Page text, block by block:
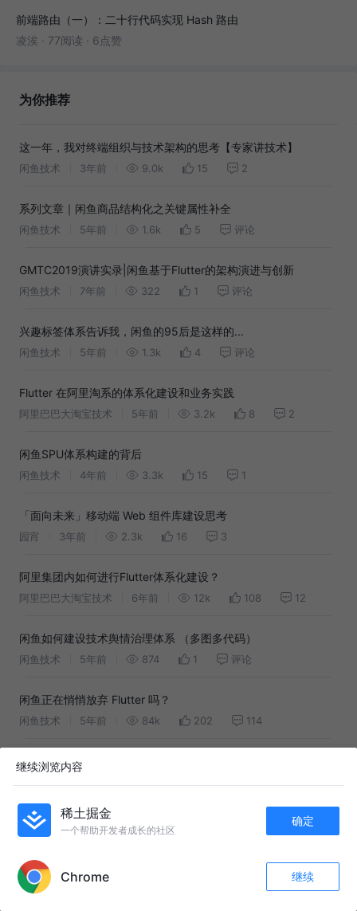
12
前端路由（一）：二十行代码实现 Hash 路由
凌涘 · 77阅读 · 6点赞
为你推荐
这一年，我对终端组织与技术架构的思考【专家讲技术】
闲鱼技术 3年前 9.0k 15 2
系列文章｜闲鱼商品结构化之关键属性补全
闲鱼技术 5年前 1.6k 5 评论
GMTC2019演讲实录|闲鱼基于Flutter的架构演进与创新
闲鱼技术 7年前 322 1 评论
兴趣标签体系告诉我，闲鱼的95后是这样的...
闲鱼技术 5年前 1.3k 4 评论
Flutter 在阿里淘系的体系化建设和业务实践
阿里巴巴大淘宝技术 5年前 3.2k 8 2
闲鱼SPU体系构建的背后
闲鱼技术 4年前 3.3k 15 1
「面向未来」移动端 Web 组件库建设思考
园宵 3年前 2.3k 16 3
阿里集团内如何进行Flutter体系化建设？
阿里巴巴大淘宝技术 6年前 12k 108 12
闲鱼如何建设技术舆情治理体系 （多图多代码）
闲鱼技术 5年前 874 1 评论
闲鱼正在悄悄放弃 Flutter 吗？
闲鱼技术 5年前 84k 202 114
掘金 AMA - 听闲鱼客户端架构师宗心谈 Flutter 和他的团队
走进京东“卓越研效架构师”首期研习营圆满收官
前端体系化建设 - NPM包自动发布
继续浏览内容
稀土掘金
一个帮助开发者成长的社区
确定
Chrome 继续